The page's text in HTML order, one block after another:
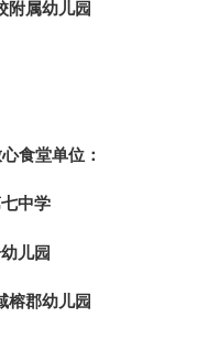
附属幼儿园
食堂单位：
中学
儿园
榕郡幼儿园